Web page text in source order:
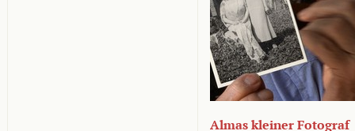
Almas kleiner Fotograf